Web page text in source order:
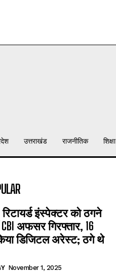
उत्तराखंड राजनीतिक शिक्षा
रिटायर्ड इंस्पेक्टर को ठगने
CBI अफसर गिरफ्तार, 16
डिजिटल अरेस्ट; ठगे थे
November 1, 2025